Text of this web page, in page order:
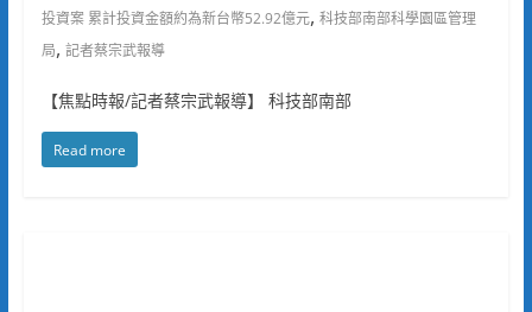
投資案 累計投資金額約為新台幣52.92億元, 科技部南部科學園區管理
局, 記者蔡宗武報導
【焦點時報/記者蔡宗武報導】 科技部南部
Read more